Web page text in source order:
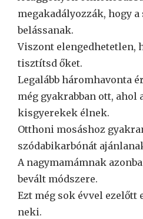
megakadályozzák, hogy
belássanak.
Viszont elengedhetetlen,
tisztítsd őket.
Legalább háromhavonta
még gyakrabban ott, ahol
kisgyerekek élnek.
Otthoni mosáshoz
szódabikarbónát
A nagymamámnak
bevált módszere.
Ezt még sok évvel ezelőtt
neki.